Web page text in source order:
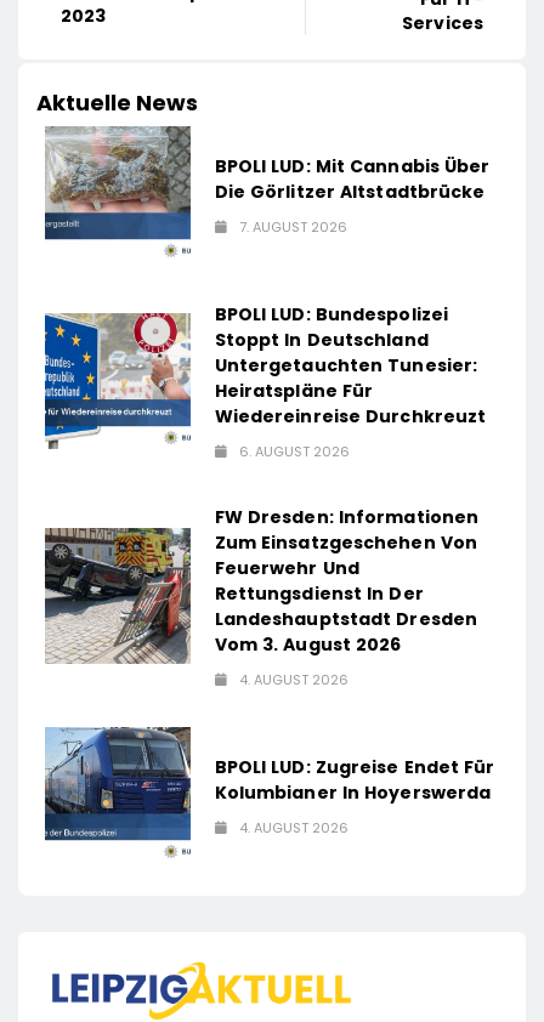
2023
Services
Aktuelle News
BPOLI LUD: Mit Cannabis Über
Die Görlitzer Altstadtbrücke
7. AUGUST 2026
BPOLI LUD: Bundespolizei
Stoppt In Deutschland
Untergetauchten Tunesier:
Heiratspläne Für
Wiedereinreise Durchkreuzt
6. AUGUST 2026
FW Dresden: Informationen
Zum Einsatzgeschehen Von
Feuerwehr Und
Rettungsdienst In Der
Landeshauptstadt Dresden
Vom 3. August 2026
4. AUGUST 2026
BPOLI LUD: Zugreise Endet Für
Kolumbianer In Hoyerswerda
4. AUGUST 2026